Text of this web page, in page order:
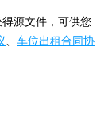
源文件，可供您
、 车位出租合同协